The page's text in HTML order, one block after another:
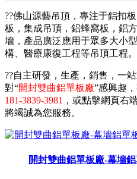
??佛山源藝吊頂，專注于鋁扣
板，集成吊頂，鋁蜂窩板，鋁
墻，產品廣泛應用于眾多大小
構、醫療康復工程等吊頂工程。
??自主研發，生產，銷售，一
對“開封雙曲鋁單板廠”感興趣
181-3839-3981 ，或點擊網頁右
將竭誠為您服務。
開封雙曲鋁單板廠-幕墻